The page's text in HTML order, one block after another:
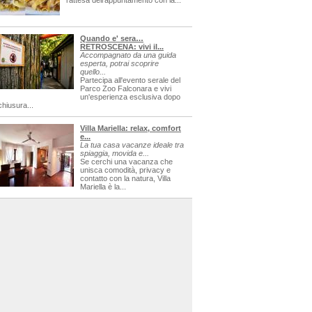
Quando e' sera…
RETROSCENA: vivi il...
Accompagnato da una guida
esperta, potrai scoprire
quello...
Partecipa all'evento serale del
Parco Zoo Falconara e vivi
un'esperienza esclusiva dopo
Villa Mariella: relax, comfort
e...
La tua casa vacanze ideale tra
spiaggia, movida e...
Se cerchi una vacanza che
unisca comodità, privacy e
contatto con la natura, Villa
Mariella è la...